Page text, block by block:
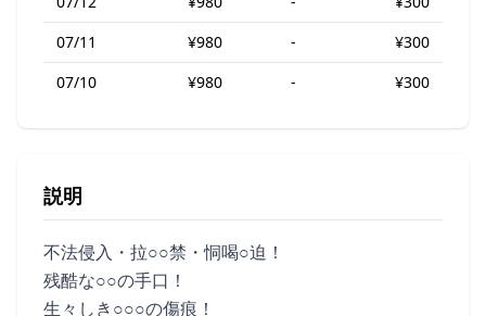
07/11
¥980 -
¥300
07/10
¥980 - ¥300
説明
不法侵入・拉○○禁・恫喝○迫！
残酷な○○の手口！
生々しき○○○の傷痕！